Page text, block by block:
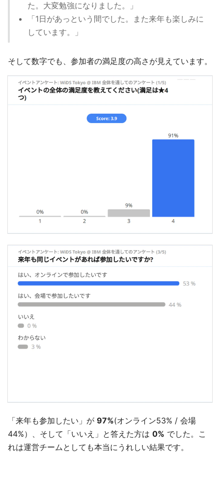
た。大変勉強になりました。」
「1日があっという間でした。また来年も楽しみに
しています。」
そして数字でも、参加者の満足度の高さが見えています。
「来年も参加したい」が 97%(オンライン53% / 会場
44%）、そして「いいえ」と答えた方は 0% でした。こ
れは運営チームとしても本当にうれしい結果です。